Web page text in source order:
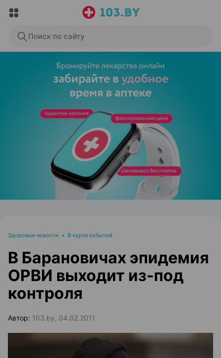
Поиск по сайту
ЭФФЕКТИВНАЯ РЕКЛАМА НА САЙТЕ
Здоровые новости • В курсе событий
В Барановичах эпидемия
ОРВИ выходит из-под
контроля
Автор: 103.by, 04.02.2011